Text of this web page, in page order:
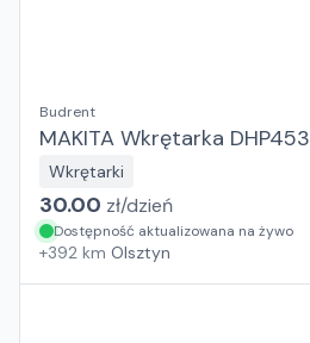
Budrent
MAKITA Wkrętarka DHP453
Wkrętarki
30.00 zł/dzień
Dostępność aktualizowana na żywo
+392 km Olsztyn